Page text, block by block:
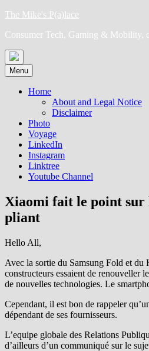
Skip
content
The Mike's P(a)lace
Consumer Tech, Gaming & Mobility,
Menu
Home
About and Legal Notice
Disclaimer
Photo
Voyage
LinkedIn
Instagram
Linktree
Youtube Channel
Xiaomi fait le point sur
pliant
Hello All,
Avec la sortie du Samsung Fold et
constructeurs essaient de renouveller
de nouvelles technologies. Le
Cependant, il est bon de rappeler
dépendant de ses fournisseurs.
L’equipe globale des Relations
d’ailleurs d’un communiqué sur le